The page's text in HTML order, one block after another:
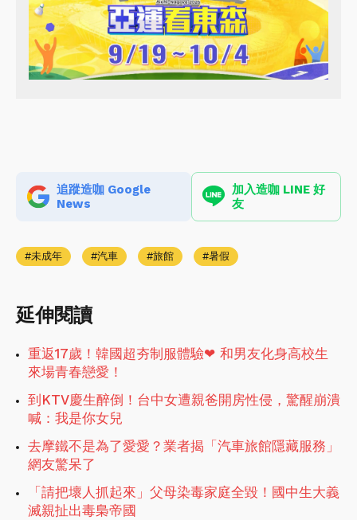
追蹤造咖 Google
News
加入造咖 LINE 好
友
未成年 汽車 旅館 暑假
延伸閱讀
重返17歲！韓國超夯制服體驗❤ 和男友化身高校生
來場青春戀愛！
到KTV慶生醉倒！台中女遭親爸開房性侵，驚醒崩潰
喊：我是你女兒
去摩鐵不是為了愛愛？業者揭「汽車旅館隱藏服務」
網友驚呆了
「請把壞人抓起來」父母染毒家庭全毀！國中生大義
滅親扯出毒梟帝國